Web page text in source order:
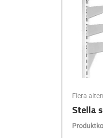
Flera
Stella